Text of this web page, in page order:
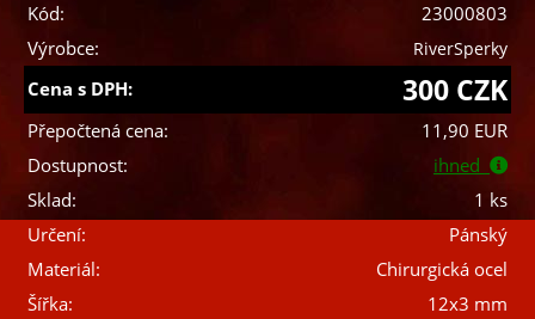
Kód:
23000803
Výrobce:
RiverSperky
Cena s DPH: 300 CZK
Přepočtená cena:
11,90 EUR
Dostupnost:
ihned
Sklad:
1 ks
Určení:
Pánský
Materiál:
Chirurgická ocel
Šířka:
12x3 mm